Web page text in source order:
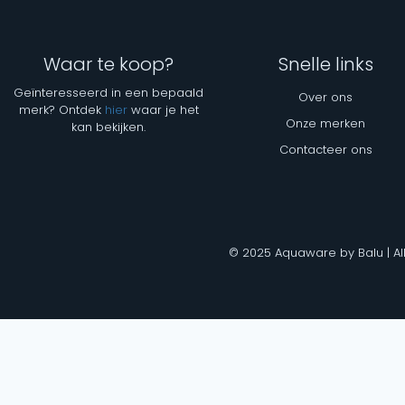
Waar te koop?
Geïnteresseerd in een bepaald
merk? Ontdek hierwaar je het
kan bekijken.
Snelle links
Over ons
Onze merken
Contacteer ons
© 2025 Aquaware by Balu |